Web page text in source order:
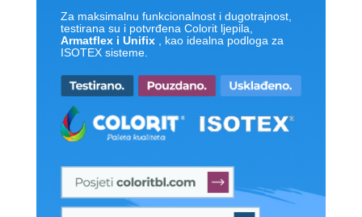
Za maksimalnu funkcionalnost i dugotrajnost,
testirana su i potvrđena Colorit ljepila,
Armatflex i Unifix
, kao idealna podloga za
ISOTEX sisteme.